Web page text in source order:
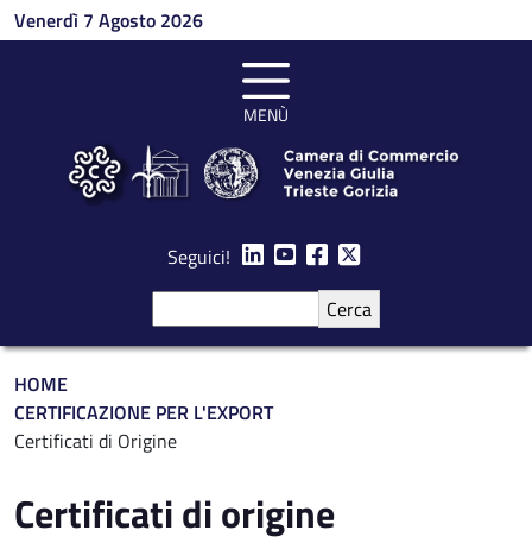
Salta al contenuto principale
Venerdì 7 Agosto 2026
MENÙ
Seguici!
Briciole di pane
HOME
CERTIFICAZIONE PER L'EXPORT
Certificati di Origine
Certificati di origine